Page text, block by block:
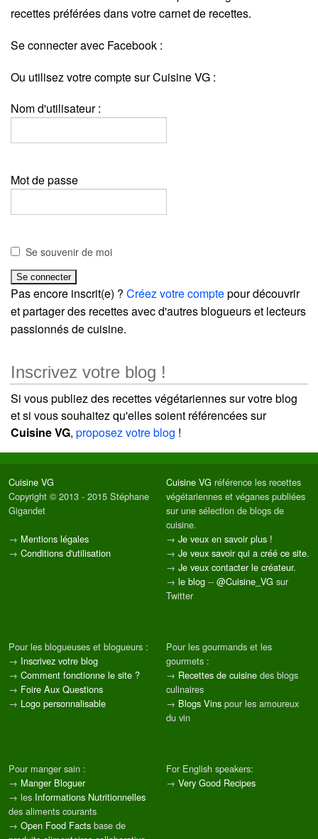
recettes préférées dans votre carnet de recettes.
Se connecter avec Facebook :
Ou utilisez votre compte sur Cuisine VG :
Nom d'utilisateur :
Mot de passe
Se souvenir de moi
Pas encore inscrit(e) ? Créez votre comptepour découvrir
et partager des recettes avec d'autres blogueurs et lecteurs
passionnés de cuisine.
Inscrivez votre blog !
Si vous publiez des recettes végétariennes sur votre blog
et si vous souhaitez qu'elles soient référencées sur
Cuisine VG, proposez votre blog !
Cuisine VG
Copyright © 2013 - 2015 Stéphane
Gigandet
→ Mentions légales
→ Conditions d'utilisation
Cuisine VG référence les recettes
végétariennes et véganes publiées
sur une sélection de blogs de
cuisine.
→ Je veux en savoir plus !
→ Je veux savoir qui a créé ce site.
→ Je veux contacter le créateur.
→ le blog -- @Cuisine_VG sur
Twitter
Pour les blogueuses et blogueurs :
→ Inscrivez votre blog
→ Comment fonctionne le site ?
→ Foire Aux Questions
→ Logo personnalisable
Pour les gourmands et les
gourmets :
→ Recettes de cuisine des blogs
culinaires
→ Blogs Vins pour les amoureux
du vin
Pour manger sain :
→ Manger Bloguer
→ les Informations Nutritionnelles
des aliments courants
→ Open Food Facts base de
For English speakers:
→ Very Good Recipes